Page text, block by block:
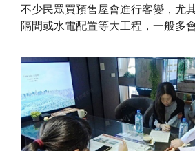
不少民眾買預售屋會進行客變，尤
隔間或水電配置等大工程，一般多